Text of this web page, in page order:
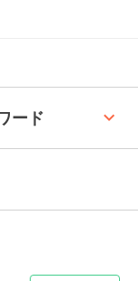
ード keyboard_arrow_up